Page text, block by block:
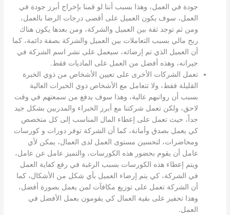
جودة في العمل، وهذا بسبب أننا لو قمنا بإخراج أبرز جودة في
العمل، سوف يكون العميل على أقصى درجات الرضا بالعمل،
ومن ثم توجد ثقة بين العميل والشركة، ومن بعدها يكون هناك
ربح مالي بسبب التعاملات بين العميل والشركة بصفة دائمة، كما
أن العميل الذي تم إرضائه، سيعمل على نشر اسم الشركة في
جيرانه، وهذه أفضل من العمل على الماديات فقط.
تعمل الشركات الأخرى على تعيين الأشخاص من ذوي الخبرة
القليلة فقط، ولا تتعامل مع الأشخاص ذوي الخبرات العالية
بسبب أن رواتبهم عالية، وهذا سوف يدفع من سمعتهم في وقت
لاحق، ولكن تعمل شركتنا مع أبرز الخبراء والمدربين بشكل جيد
جداً، حيث تعمل على إعطاء المال المناسب إلى كل متخصص
كي يعمل بصدق وأمانة، كما أن الشركة توفر دورات و كورسات
ومحاضرات، لتحسين مستوى العمل لدى العمال، يمكن لأي
عامل أن يقوم بحضور هذه الكورسات، والتميز عامل عن عامل،
ويتم إعطاء هذه الكورسات بسبب الرغبة في رفع كفاية العمل
في الشركة، كي يتم إرضاء العميل بأي شكل من الأشكال، كما
أن الشركة تعمل على توزيع مكافآت لمن يعمل بصورة أفضل،
وهذا تحفير على بقية العمال كي يقومون بعمل الأفضل في
العمل.